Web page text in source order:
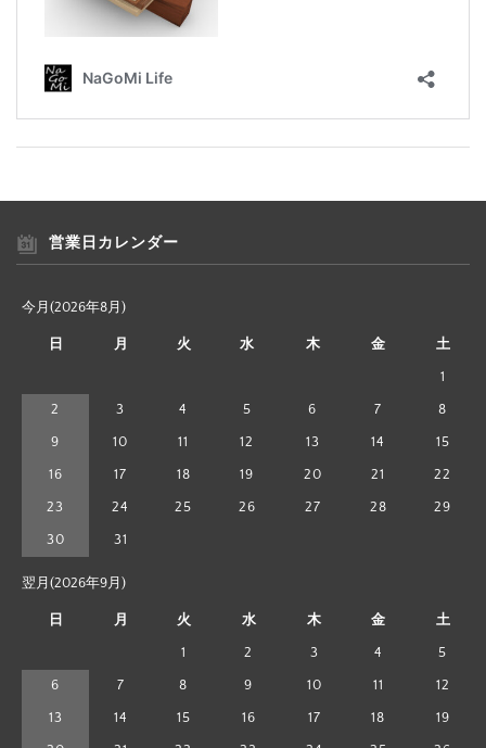
営業日カレンダー
今月(2026年8月)
日 月 火 水 木 金 土
1
2 3 4 5 6 7 8
9 10 11 12 13 14 15
16 17 18 19 20 21 22
23 24 25 26 27 28 29
30 31
翌月(2026年9月)
日 月 火 水 木 金 土
1 2 3 4 5
6 7 8 9 10 11 12
13 14 15 16 17 18 19